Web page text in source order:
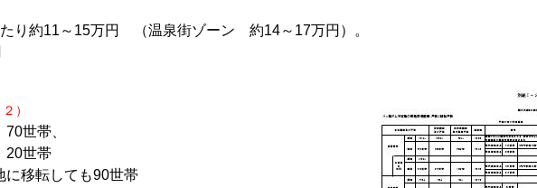
り約11～15万円 （温泉街ゾーン 約14～17万円）。
）
帯、
世帯
移転しても90世帯